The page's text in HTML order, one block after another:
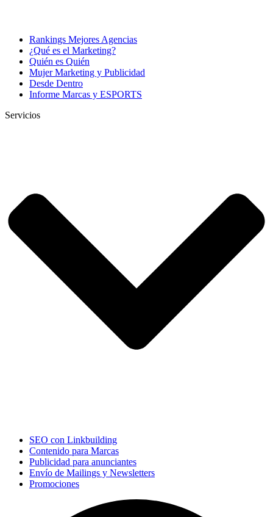
Rankings Mejores Agencias
¿Qué es el Marketing?
Quién es Quién
Mujer Marketing y Publicidad
Desde Dentro
Informe Marcas y ESPORTS
Servicios
SEO con Linkbuilding
Contenido para Marcas
Publicidad para anunciantes
Envío de Mailings y Newsletters
Promociones